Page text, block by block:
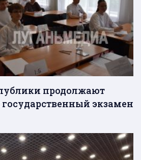
продолжают
экзамен